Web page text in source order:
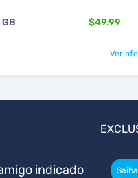
$49.99
Ver
indicado